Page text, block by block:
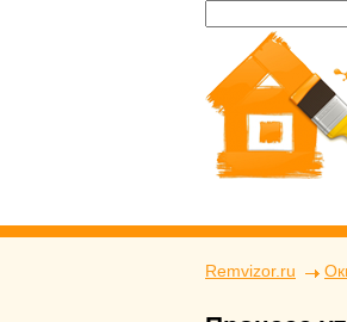
Remvizor.ru